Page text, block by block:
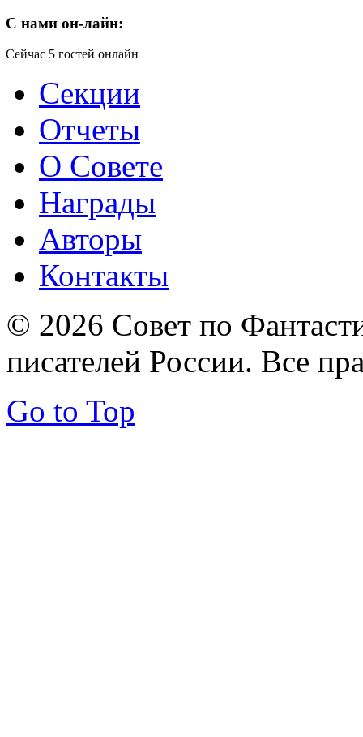
C нами он-лайн:
Сейчас 5 гостей онлайн
Секции
Отчеты
О Совете
Награды
Авторы
Контакты
© 2026 Совет по
писателей России. Все
Go to Top